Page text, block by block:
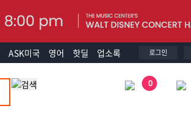
ASK미국 영어 핫딜 업소록 로그인
0